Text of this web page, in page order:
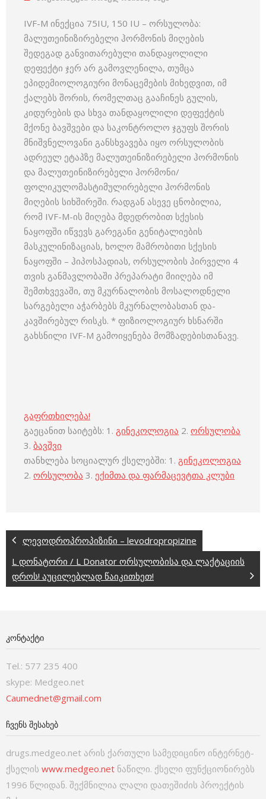
IVF-M ინექცია 75IU, 150 IU – ორსულობა:
მალუთეინიზირებელი ჰორმონის მიღების
შედეგად განვითარებული თანდაყოლილი
დეფექტი ჯერ არ გამოვლენილა, თუმცა
ეპიდემიოლოგიური მონაცემების მიხედვით, იმ
ქალებს შორის, რომელთაც გააჩინეს გულის,
კიდურების და სხვა თანდაყოლილი დეფექტის
მქონე ბავშვები და საკონტროლო ჯგუფს შორის
მნიშვნელოვანი განსხვავება იყო ორსულობის
ადრეულ ეტაპზე მალუთეინიზირებელი ჰორმონის
და მალუთეინიზირებელი ჰორმონი/
ფოლიკულომასტიმულირებელი ჰორმონის
მიღების სიხშირეში. რადგან ასევე ცნობილია,
რომ IVF-M-ის მიღება მდედრობით სქესის
ნაყოფში იწვევს გარეგანი გენიტალიების
მასკულინიზაციას, ხოლო მამრობითი სქესის
ნაყოფში – ჰიპოსპადიას, ორსულობის პირველი 4
თვის განმავლობაში პრეპარატი მიიღება იმ
შემთხვევაში, თუ მკურნალობის მოსალოდნელი
სარგებელი აჭარბებს მკურნალობასთან და-
კავშირებულ რისკს. * ფიზიოლოგიურ ხსნარში
გახსნილი IVF-M გამოიყენება მომზადებისთანავე.
გაფრთხილება!
გაეცანით საიტებს: 1. გინეკოლოგია 2. ორსულობა
3. ბავშვი
თანხლება სოციალურ ქსელებში: 1. გინეკოლოგია
2. ორსულობა 3. ექიმთა და ფარმაცევტთა კლუბი
ლევოდროპროპიზინი – levodropropizine
L დონატორი / L Donator ორსულობისა და ლაქტაციის
დროს! აუცილებლად წაიკითხეთ!
ᲙᲝᲜᲢᲐᲥᲢᲘ
Tel.: 577 235 400
skype: Medgeo.net
Caumednet@gmail.com
ᲩᲕᲔᲜᲡ ᲨᲔᲡᲐᲮᲔᲑ
drugs.medgeo.net არის ქართული სამედიცინო ინტერნეტ-
ქსელის www.medgeo.net ნაწილი. ქსელი ფუნქციონირებს
1996 წლიდან. შექმნილია ლალი დათეშიძის პროექტის